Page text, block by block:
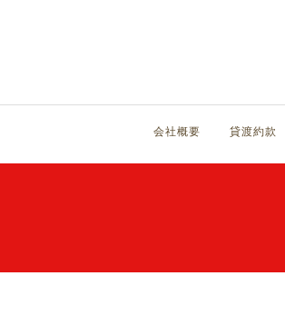
会社概要 貸渡約款